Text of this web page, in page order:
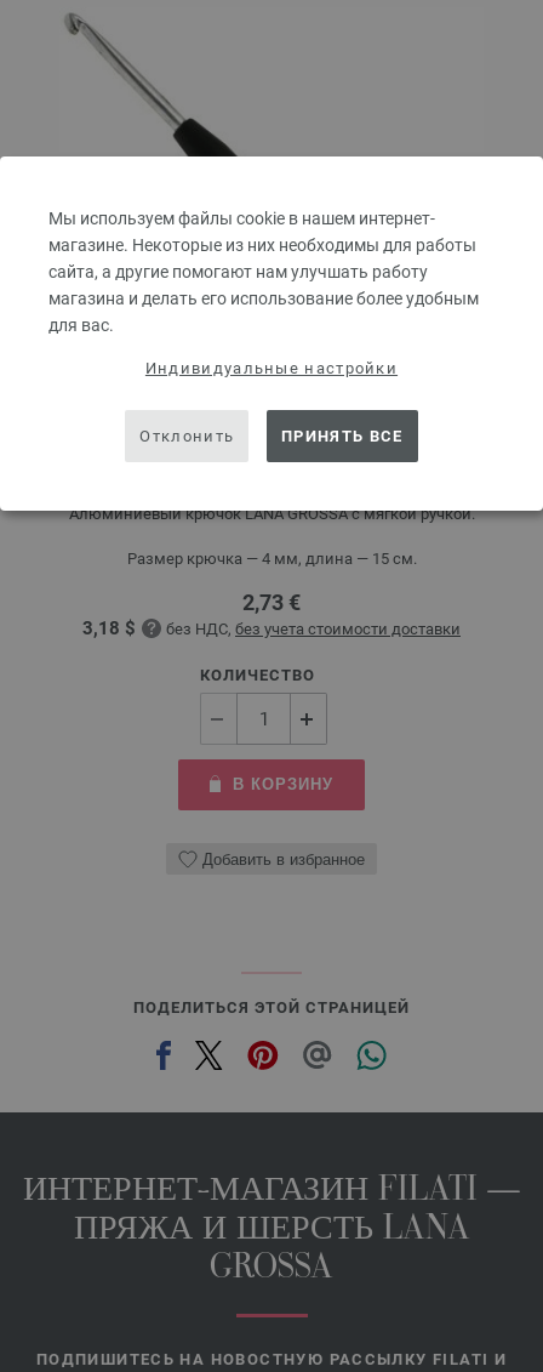
Мы используем файлы cookie в нашем интернет-
магазине. Некоторые из них необходимы для работы
сайта, а другие помогают нам улучшать работу
магазина и делать его использование более удобным
для вас.
Индивидуальные настройки
Отклонить ПРИНЯТЬ ВСЕ
Крючок алюминиевый с мягкой ручкой № 4
Алюминиевый крючок LANA GROSSA с мягкой ручкой.
Размер крючка — 4 мм, длина — 15 см.
2,73 €
3,18 $ без НДС, без учета стоимости доставки
КОЛИЧЕСТВО
В КОРЗИНУ
Добавить в избранное
ПОДЕЛИТЬСЯ ЭТОЙ СТРАНИЦЕЙ
ИНТЕРНЕТ-МАГАЗИН FILATI —
ПРЯЖА И ШЕРСТЬ LANA
GROSSA
ПОДПИШИТЕСЬ НА НОВОСТНУЮ РАССЫЛКУ FILATI И